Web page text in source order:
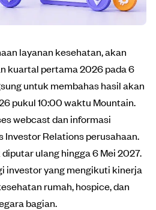
layanan kesehatan, akan
kuartal pertama 2026 pada 6
untuk membahas hasil akan
pukul 10:00 waktu Mountain.
webcast dan informasi
Investor Relations perusahaan.
ulang hingga 6 Mei 2027.
investor yang mengikuti kinerja
rumah, hospice, dan
bagian.